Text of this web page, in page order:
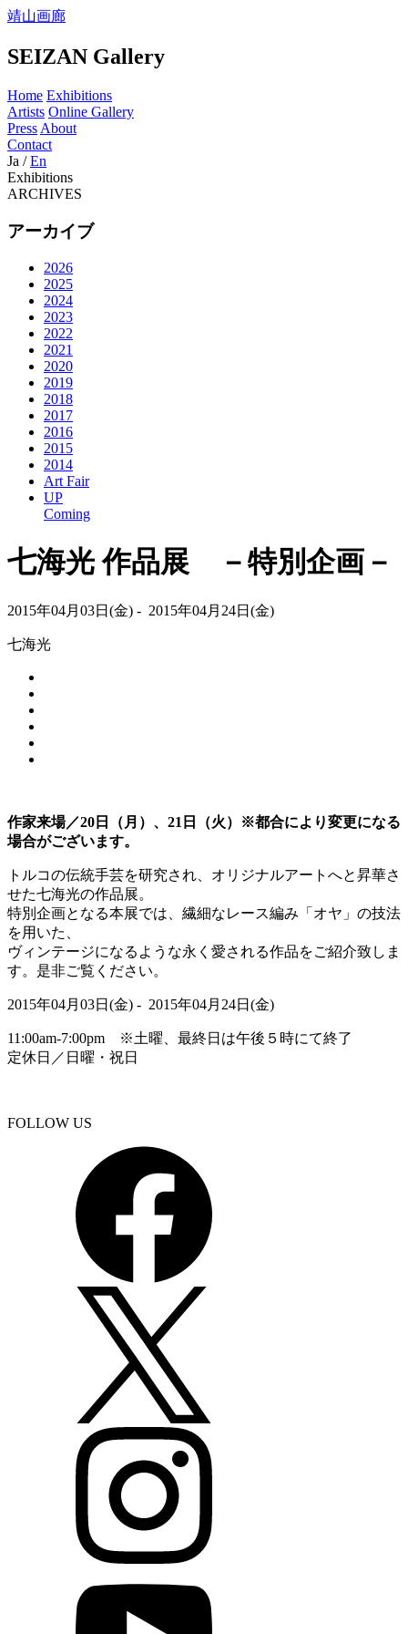
靖山画廊
SEIZAN Gallery
Home Exhibitions
Artists Online Gallery
Press About
Contact
Ja / En
Exhibitions
ARCHIVES
アーカイブ
2026
2025
2024
2023
2022
2021
2020
2019
2018
2017
2016
2015
2014
Art Fair
UP
Coming
七海光 作品展 －特別企画－
2015年04月03日(金) - 2015年04月24日(金)
七海光
作家来場／20日（月）、21日（火）※都合により変更になる
場合がございます。
トルコの伝統手芸を研究され、オリジナルアートへと昇華さ
せた七海光の作品展。
特別企画となる本展では、繊細なレース編み「オヤ」の技法
を用いた、
ヴィンテージになるような永く愛される作品をご紹介致しま
す。是非ご覧ください。
2015年04月03日(金) - 2015年04月24日(金)
11:00am-7:00pm ※土曜、最終日は午後５時にて終了
定休日／日曜・祝日
FOLLOW US